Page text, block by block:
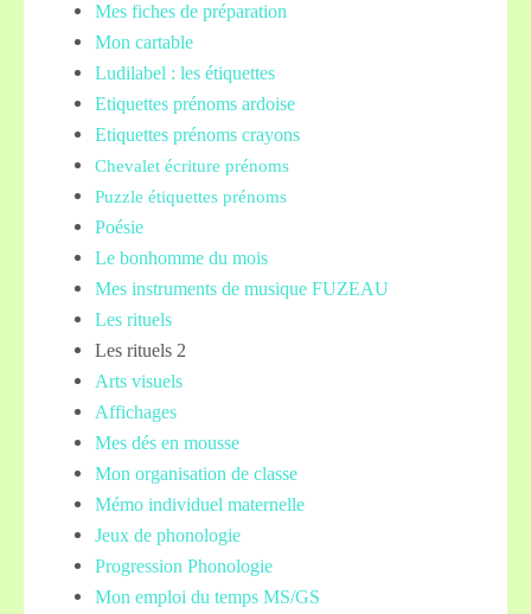
Mes fiches de préparation
Mon cartable
Ludilabel : les étiquettes
Etiquettes prénoms ardoise
Etiquettes prénoms crayons
Chevalet écriture prénoms
Puzzle étiquettes prénoms
Poésie
Le bonhomme du mois
Mes instruments de musique FUZEAU
Les rituels
Les rituels 2
Arts visuels
Affichages
Mes dés en mousse
Mon organisation de classe
Mémo individuel maternelle
Jeux de phonologie
Progression Phonologie
Mon emploi du temps MS/GS